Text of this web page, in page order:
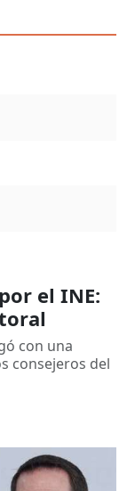
el INE:
con una
consejeros del